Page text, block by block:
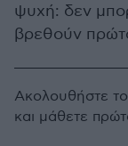
ψυχή: δεν
βρεθούν
Ακολουθήστε το
και μάθετε